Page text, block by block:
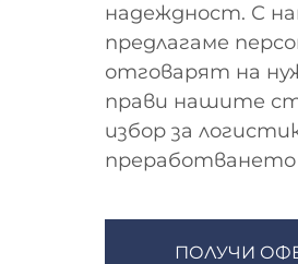
надеждност. С
предлагаме
отговарят на
прави нашите
избор за
ПОЛУЧИ